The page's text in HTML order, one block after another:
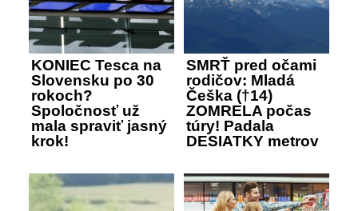
KONIEC Tesca na
Slovensku po 30
rokoch?
Spoločnosť už
mala spraviť jasný
krok!
SMRŤ pred očami
rodičov: Mladá
Češka (†14)
ZOMRELA počas
túry! Padala
DESIATKY metrov